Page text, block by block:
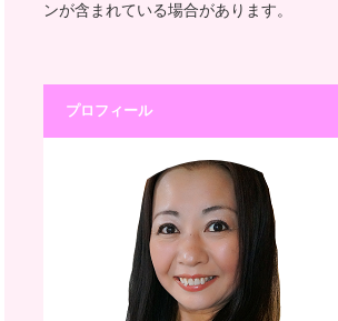
ンが含まれている場合があります。
プロフィール